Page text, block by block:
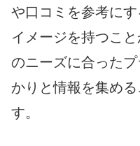
や口コミを参考に
イメージを持つこ
のニーズに合った
かりと情報を集め
す。